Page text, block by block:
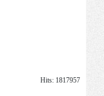
Hits: 1817957